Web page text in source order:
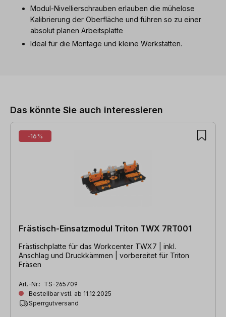
Modul-Nivellierschrauben erlauben die mühelose
Kalibrierung der Oberfläche und führen so zu einer
absolut planen Arbeitsplatte
Ideal für die Montage und kleine Werkstätten.
Das könnte Sie auch interessieren
-16%
Frästisch-Einsatzmodul Triton TWX 7RT001
Frästischplatte für das Workcenter TWX7 | inkl.
Anschlag und Druckkämmen | vorbereitet für Triton
Fräsen
Art.-Nr.: TS-265709
Bestellbar vstl. ab 11.12.2025
Sperrgutversand